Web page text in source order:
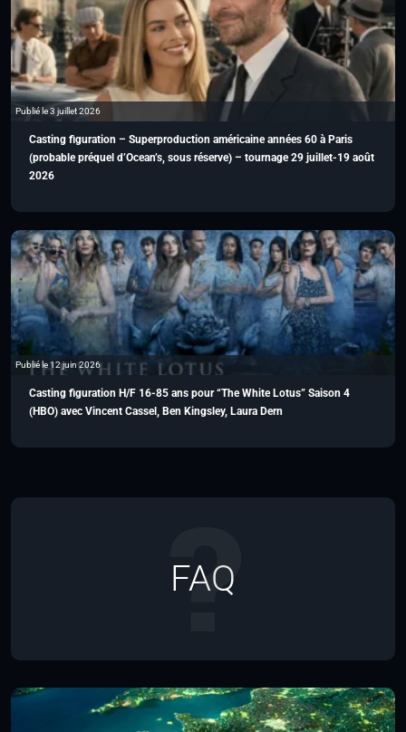
Publié le 3 juillet 2026
Casting figuration – Superproduction américaine années 60 à Paris
(probable préquel d’Ocean’s, sous réserve) – tournage 29 juillet-19 août
2026
Publié le 12 juin 2026
Casting figuration H/F 16-85 ans pour “The White Lotus” Saison 4
(HBO) avec Vincent Cassel, Ben Kingsley, Laura Dern
FAQ